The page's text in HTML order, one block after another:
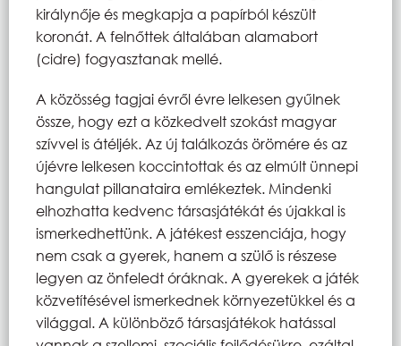
királynője és megkapja a papírból készült
koronát. A felnőttek általában alamabort
(cidre) fogyasztanak mellé.
A közösség tagjai évről évre lelkesen gyűlnek
össze, hogy ezt a közkedvelt szokást magyar
szívvel is átéljék. Az új találkozás örömére és az
újévre lelkesen koccintottak és az elmúlt ünnepi
hangulat pillanataira emlékeztek. Mindenki
elhozhatta kedvenc társasjátékát és újakkal is
ismerkedhettünk. A játékest esszenciája, hogy
nem csak a gyerek, hanem a szülő is részese
legyen az önfeledt óráknak. A gyerekek a játék
közvetítésével ismerkednek környezetükkel és a
világgal. A különböző társasjátékok hatással